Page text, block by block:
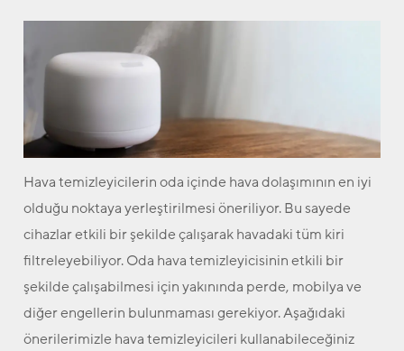
Hava temizleyicilerin oda içinde hava dolaşımının en iyi
olduğu noktaya yerleştirilmesi öneriliyor. Bu sayede
cihazlar etkili bir şekilde çalışarak havadaki tüm kiri
filtreleyebiliyor. Oda hava temizleyicisinin etkili bir
şekilde çalışabilmesi için yakınında perde, mobilya ve
diğer engellerin bulunmaması gerekiyor. Aşağıdaki
önerilerimizle hava temizleyicileri kullanabileceğiniz